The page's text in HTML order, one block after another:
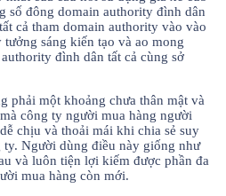
số đông domain authority đình dân
cả tham domain authority vào vào
sáng kiến tạo và ao mong
đình dân tất cả cùng sở
phải một khoảng chưa thân mật và
công ty người mua hàng người
chịu và thoải mái khi chia sẻ suy
Người dùng điều này giống như
và luôn tiện lợi kiếm được phần đa
mua hàng còn mới.